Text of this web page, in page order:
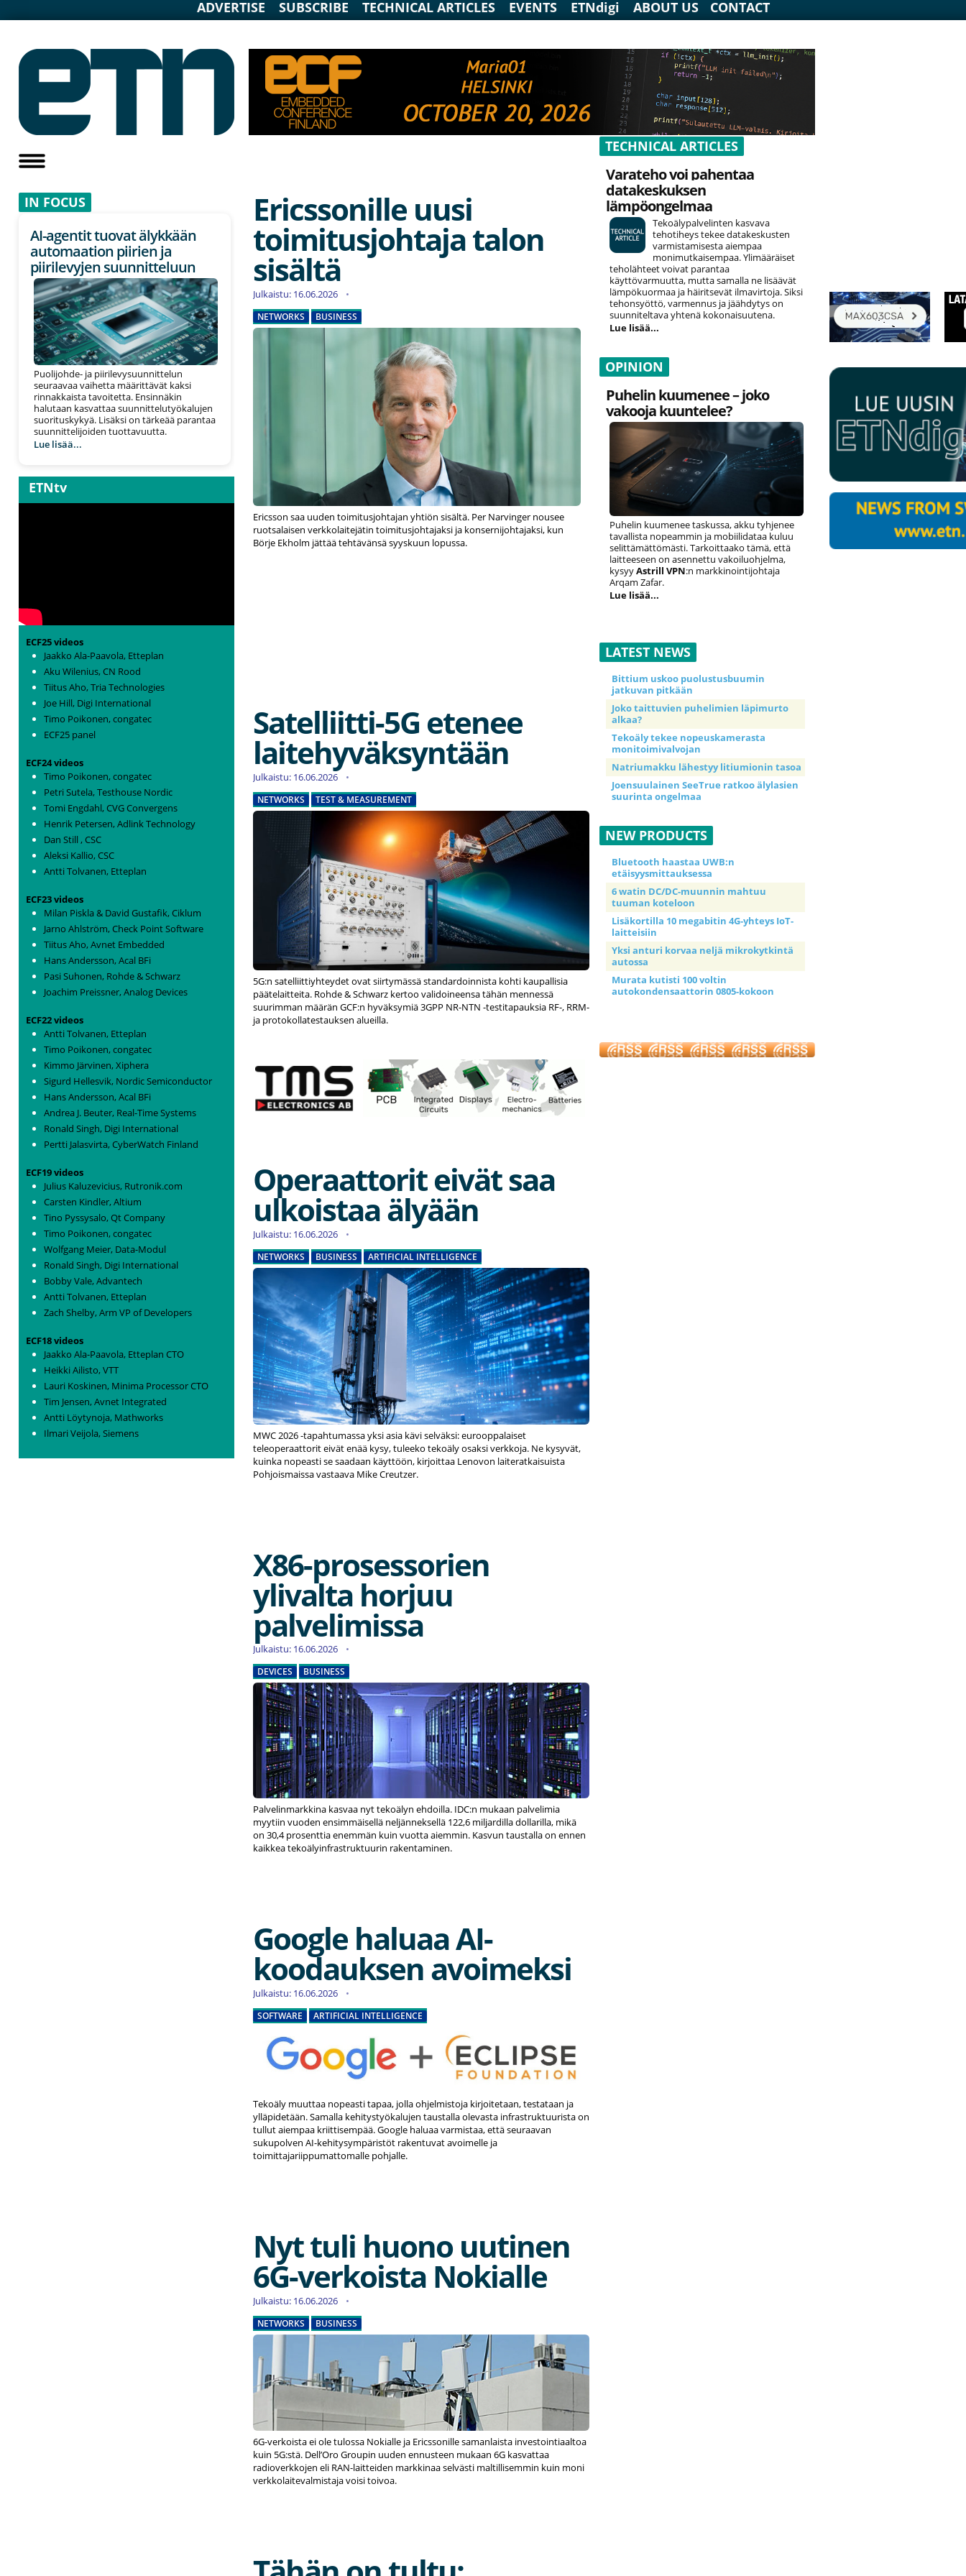
ADVERTISE SUBSCRIBE TECHNICAL ARTICLES EVENTS ETNdigi ABOUT US CONTACT
IN FOCUS
AI-agentit tuovat älykkään
automaation piirien ja
piirilevyjen suunnitteluun
Puolijohde- ja piirilevysuunnittelun
seuraavaa vaihetta määrittävät kaksi
rinnakkaista tavoitetta. Ensinnäkin
halutaan kasvattaa suunnittelutyökalujen
suorituskykyä. Lisäksi on tärkeää parantaa
suunnittelijoiden tuottavuutta.
Lue lisää...
ETNtv
ECF25 videos
Jaakko Ala-Paavola, Etteplan
Aku Wilenius, CN Rood
Tiitus Aho, Tria Technologies
Joe Hill, Digi International
Timo Poikonen, congatec
ECF25 panel
ECF24 videos
Timo Poikonen, congatec
Petri Sutela, Testhouse Nordic
Tomi Engdahl, CVG Convergens
Henrik Petersen, Adlink Technology
Dan Still , CSC
Aleksi Kallio, CSC
Antti Tolvanen, Etteplan
ECF23 videos
Milan Piskla & David Gustafik, Ciklum
Jarno Ahlström, Check Point Software
Tiitus Aho, Avnet Embedded
Hans Andersson, Acal BFi
Pasi Suhonen, Rohde & Schwarz
Joachim Preissner, Analog Devices
ECF22 videos
Antti Tolvanen, Etteplan
Timo Poikonen, congatec
Kimmo Järvinen, Xiphera
Sigurd Hellesvik, Nordic Semiconductor
Hans Andersson, Acal BFi
Andrea J. Beuter, Real-Time Systems
Ronald Singh, Digi International
Pertti Jalasvirta, CyberWatch Finland
ECF19 videos
Julius Kaluzevicius, Rutronik.com
Carsten Kindler, Altium
Tino Pyssysalo, Qt Company
Timo Poikonen, congatec
Wolfgang Meier, Data-Modul
Ronald Singh, Digi International
Bobby Vale, Advantech
Antti Tolvanen, Etteplan
Zach Shelby, Arm VP of Developers
ECF18 videos
Jaakko Ala-Paavola, Etteplan CTO
Heikki Ailisto, VTT
Lauri Koskinen, Minima Processor CTO
Tim Jensen, Avnet Integrated
Antti Löytynoja, Mathworks
Ilmari Veijola, Siemens
Ericssonille uusi
toimitusjohtaja talon
sisältä
Julkaistu: 16.06.2026
NETWORKS BUSINESS
Ericsson saa uuden toimitusjohtajan yhtiön sisältä. Per Narvinger nousee
ruotsalaisen verkkolaitejätin toimitusjohtajaksi ja konsernijohtajaksi, kun
Börje Ekholm jättää tehtävänsä syyskuun lopussa.
Satelliitti-5G etenee
laitehyväksyntään
Julkaistu: 16.06.2026
NETWORKS TEST & MEASUREMENT
5G:n satelliittiyhteydet ovat siirtymässä standardoinnista kohti kaupallisia
päätelaitteita. Rohde & Schwarz kertoo validoineensa tähän mennessä
suurimman määrän GCF:n hyväksymiä 3GPP NR-NTN -testitapauksia RF-, RRM-
ja protokollatestauksen alueilla.
Operaattorit eivät saa
ulkoistaa älyään
Julkaistu: 16.06.2026
NETWORKS BUSINESS ARTIFICIAL INTELLIGENCE
MWC 2026 -tapahtumassa yksi asia kävi selväksi: eurooppalaiset
teleoperaattorit eivät enää kysy, tuleeko tekoäly osaksi verkkoja. Ne kysyvät,
kuinka nopeasti se saadaan käyttöön, kirjoittaa Lenovon laiteratkaisuista
Pohjoismaissa vastaava Mike Creutzer.
X86-prosessorien
ylivalta horjuu
palvelimissa
Julkaistu: 16.06.2026
DEVICES BUSINESS
Palvelinmarkkina kasvaa nyt tekoälyn ehdoilla. IDC:n mukaan palvelimia
myytiin vuoden ensimmäisellä neljänneksellä 122,6 miljardilla dollarilla, mikä
on 30,4 prosenttia enemmän kuin vuotta aiemmin. Kasvun taustalla on ennen
kaikkea tekoälyinfrastruktuurin rakentaminen.
Google haluaa AI-
koodauksen avoimeksi
Julkaistu: 16.06.2026
SOFTWARE ARTIFICIAL INTELLIGENCE
Tekoäly muuttaa nopeasti tapaa, jolla ohjelmistoja kirjoitetaan, testataan ja
ylläpidetään. Samalla kehitystyökalujen taustalla olevasta infrastruktuurista on
tullut aiempaa kriittisempää. Google haluaa varmistaa, että seuraavan
sukupolven AI-kehitysympäristöt rakentuvat avoimelle ja
toimittajariippumattomalle pohjalle.
Nyt tuli huono uutinen
6G-verkoista Nokialle
Julkaistu: 16.06.2026
NETWORKS BUSINESS
6G-verkoista ei ole tulossa Nokialle ja Ericssonille samanlaista investointiaaltoa
kuin 5G:stä. Dell’Oro Groupin uuden ennusteen mukaan 6G kasvattaa
radioverkkojen eli RAN-laitteiden markkinaa selvästi maltillisemmin kuin moni
verkkolaitevalmistaja voisi toivoa.
TECHNICAL ARTICLES
Varateho voi pahentaa
datakeskuksen
lämpöongelmaa
Tekoälypalvelinten kasvava
tehotiheys tekee datakeskusten
varmistamisesta aiempaa
monimutkaisempaa. Ylimääräiset
teholähteet voivat parantaa
käyttövarmuutta, mutta samalla ne lisäävät
lämpökuormaa ja häiritsevät ilmavirtoja. Siksi
tehonsyöttö, varmennus ja jäähdytys on
suunniteltava yhtenä kokonaisuutena.
Lue lisää...
OPINION
Puhelin kuumenee – joko
vakooja kuuntelee?
Puhelin kuumenee taskussa, akku tyhjenee
tavallista nopeammin ja mobiilidataa kuluu
selittämättömästi. Tarkoittaako tämä, että
laitteeseen on asennettu vakoiluohjelma,
kysyyAstrill VPN:n markkinointijohtaja
Arqam Zafar.
Lue lisää...
LATEST NEWS
Bittium uskoo puolustusbuumin
jatkuvan pitkään
Joko taittuvien puhelimien läpimurto
alkaa?
Tekoäly tekee nopeuskamerasta
monitoimivalvojan
Natriumakku lähestyy litiumionin tasoa
Joensuulainen SeeTrue ratkoo älylasien
suurinta ongelmaa
NEW PRODUCTS
Bluetooth haastaa UWB:n
etäisyysmittauksessa
6 watin DC/DC-muunnin mahtuu
tuuman koteloon
Lisäkortilla 10 megabitin 4G-yhteys IoT-
laitteisiin
Yksi anturi korvaa neljä mikrokytkintä
autossa
Murata kutisti 100 voltin
autokondensaattorin 0805-kokoon